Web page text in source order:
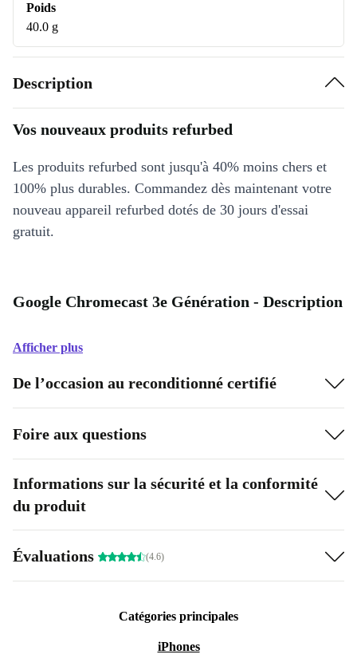
Poids
40.0 g
Description
Vos nouveaux produits refurbed
Les produits refurbed sont jusqu'à 40% moins chers et
100% plus durables. Commandez dès maintenant votre
nouveau appareil refurbed dotés de 30 jours d'essai
gratuit.
Google Chromecast 3e Génération - Description
Afficher plus
De l’occasion au reconditionné certifié
Foire aux questions
Informations sur la sécurité et la conformité
du produit
Évaluations (4.6)
Catégories principales
iPhones